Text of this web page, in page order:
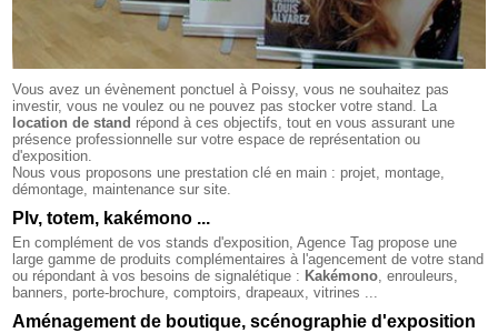
Vous avez un évènement ponctuel à Poissy, vous ne souhaitez pas
investir, vous ne voulez ou ne pouvez pas stocker votre stand. La
location de stand répond à ces objectifs, tout en vous assurant une
présence professionnelle sur votre espace de représentation ou
d'exposition.
Nous vous proposons une prestation clé en main : projet, montage,
démontage, maintenance sur site.
Plv, totem, kakémono ...
En complément de vos stands d'exposition, Agence Tag propose une
large gamme de produits complémentaires à l'agencement de votre stand
ou répondant à vos besoins de signalétique : Kakémono , enrouleurs,
banners, porte-brochure, comptoirs, drapeaux, vitrines ...
Aménagement de boutique, scénographie d'exposition